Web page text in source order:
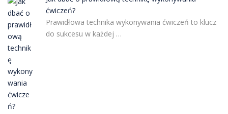
ćwiczeń?
Prawidłowa technika wykonywania ćwiczeń to klucz
do sukcesu w każdej …